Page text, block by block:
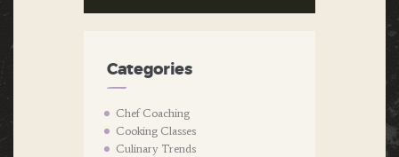
Categories
Chef Coaching
Cooking Classes
Culinary Trends